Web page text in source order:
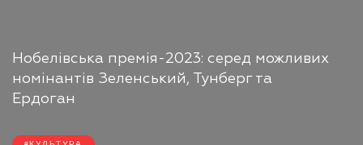
Нобелівська премія-2023: серед можливих
номінантів Зеленський, Тунберг та
Ердоган